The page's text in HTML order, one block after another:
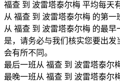
福查 到 波雷塔泰尔梅 平均每天
从 福查 到 波雷塔泰尔梅 的第
从 福查 到 波雷塔泰尔梅 的最早
是，请务必与我们核实您要出
会有所不同。
最后一班从 福查 到 波雷塔泰尔
最晚一班从 福查 到 波雷塔泰尔